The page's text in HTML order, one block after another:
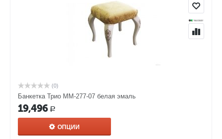
(0)
Банкетка Трио ММ-277-07 белая эмаль
19,496 Р
ОПЦИИ